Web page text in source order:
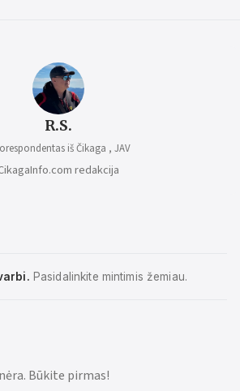
R.S.
iš Čikaga , JAV
redakcija
Pasidalinkite mintimis žemiau.
Būkite pirmas!